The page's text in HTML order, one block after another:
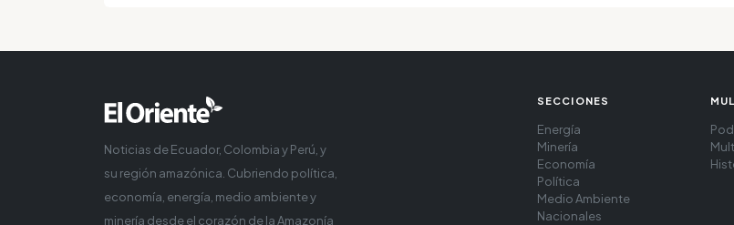
Noticias de Ecuador, Colombia y Perú, y
su región amazónica. Cubriendo política,
economía, energía, medio ambiente y
minería desde el corazón de la Amazonía
SECCIONES
Energía
Minería
Economía
Política
Medio Ambiente
Nacionales